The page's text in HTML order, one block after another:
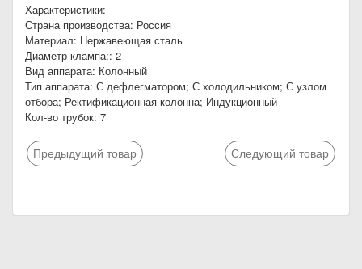
Характеристики:
Страна производства: Россия
Материал: Нержавеющая сталь
Диаметр клампа:: 2
Вид аппарата: Колонный
Тип аппарата: С дефлегматором; С холодильником; С узлом
отбора; Ректификационная колонна; Индукционный
Кол-во трубок: 7
Предыдущий товар Следующий товар